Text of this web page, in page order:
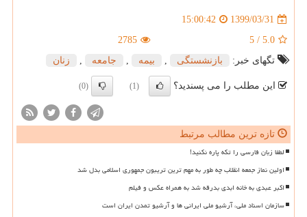
1399/03/31
15:00:42
5.0
/
5
2785
تگهای خبر:
بازنشستگی , بیمه , جامعه , زنان
این مطلب را می پسندید؟ (1)
(0)
تازه ترین مطالب مرتبط
لطفا زبان فارسی را تکه پاره نکنید!
اولین نماز جمعه انقلاب چه طور به مهم ترین تریبون جمهوری اسلامی بدل شد
اکبر عبدی به خانه ابدی بدرقه شد به همراه عکس و فیلم
سازمان اسناد ملی، آرشیو ملی ایرانی ها و آرشیو تمدن ایران است